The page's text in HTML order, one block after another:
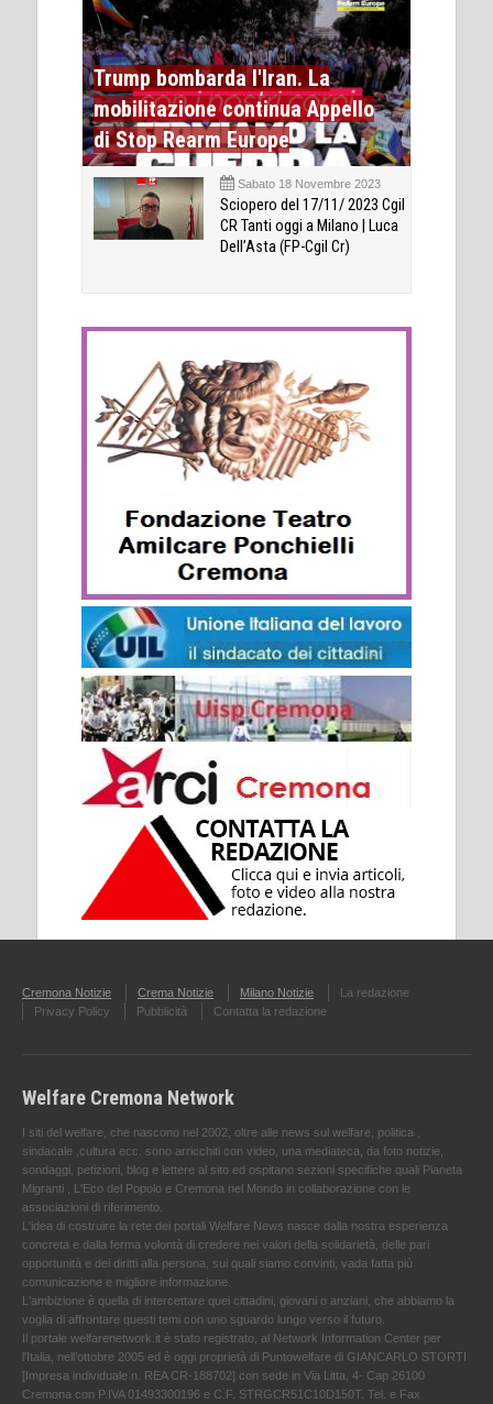
Trump bombarda l'Iran. La
mobilitazione continua Appello
di Stop Rearm Europe
Sabato 18 Novembre 2023
Sciopero del 17/11/ 2023 Cgil
CR Tanti oggi a Milano | Luca
Dell’Asta (FP-Cgil Cr)
Cremona Notizie Crema Notizie Milano Notizie
La redazione
Privacy Policy
Pubblicità Contatta la redazione
Welfare Cremona Network
I siti del welfare, che nascono nel 2002, oltre alle news sul welfare, politica ,
sindacale ,cultura ecc. sono arricchiti con video, una mediateca, da foto notizie,
sondaggi, petizioni, blog e lettere al sito ed ospitano sezioni specifiche quali Pianeta
Migranti , L'Eco del Popolo e Cremona nel Mondo in collaborazione con le
associazioni di riferimento.
L'idea di costruire la rete dei portali Welfare News nasce dalla nostra esperienza
concreta e dalla ferma volontà di credere nei valori della solidarietà, delle pari
opportunità e dei diritti alla persona, sui quali siamo convinti, vada fatta più
comunicazione e migliore informazione.
L'ambizione è quella di intercettare quei cittadini, giovani o anziani, che abbiamo la
voglia di affrontare questi temi con uno sguardo lungo verso il futuro.
Il portale welfarenetwork.it è stato registrato, al Network Information Center per
l'Italia, nell’ottobre 2005 ed è oggi proprietà di Puntowelfare di GIANCARLO STORTI
[Impresa individuale n. REA CR-188702] con sede in Via Litta, 4- Cap 26100
Cremona con P.IVA 01493300196 e C.F. STRGCR51C10D150T. Tel. e Fax